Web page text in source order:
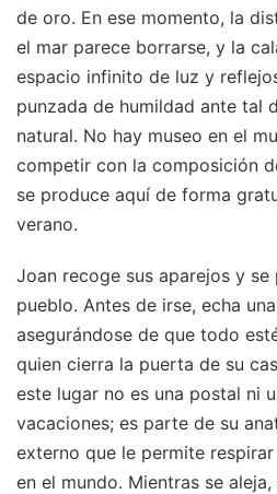
de oro. En ese momento, la
el mar parece borrarse, y la
espacio infinito de luz y
punzada de humildad ante tal
natural. No hay museo en el
competir con la composición
se produce aquí de forma
verano.
Joan recoge sus aparejos y
pueblo. Antes de irse, echa
asegurándose de que todo
quien cierra la puerta de su
este lugar no es una postal ni
vacaciones; es parte de su
externo que le permite
en el mundo. Mientras se